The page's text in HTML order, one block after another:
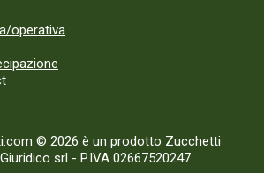
operativa
© 2026 è un prodotto Zucchetti
srl - P.IVA 02667520247